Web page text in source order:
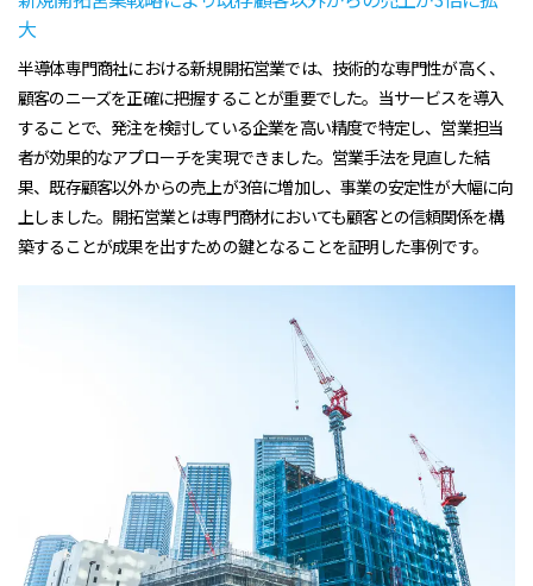
大
半導体専門商社における新規開拓営業では、技術的な専門性が高く、
顧客のニーズを正確に把握することが重要でした。当サービスを導入
することで、発注を検討している企業を高い精度で特定し、営業担当
者が効果的なアプローチを実現できました。営業手法を見直した結
果、既存顧客以外からの売上が3倍に増加し、事業の安定性が大幅に向
上しました。開拓営業とは専門商材においても顧客との信頼関係を構
築することが成果を出すための鍵となることを証明した事例です。